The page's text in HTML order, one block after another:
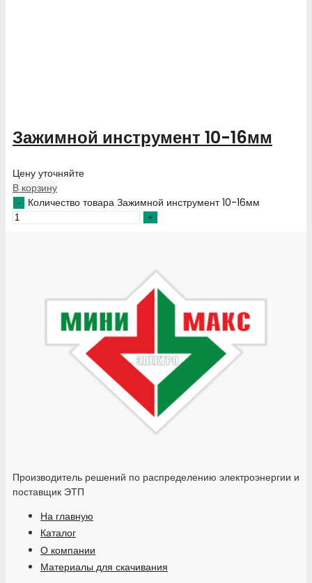
Зажимной инструмент 10-16мм
Цену уточняйте
В корзину
Количество товара Зажимной инструмент 10-16мм
Производитель решений по распределению электроэнергии и
поставщик ЭТП
На главную
Каталог
О компании
Материалы для скачивания